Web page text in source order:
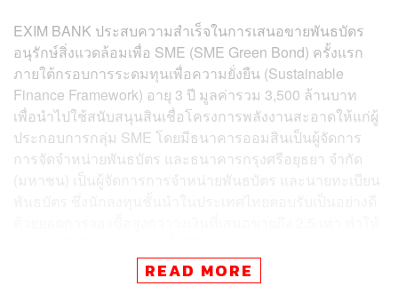
EXIM BANK ประสบความสำเร็จในการเสนอขายพันธบัตร
อนุรักษ์สิ่งแวดล้อมเพื่อ SME (SME Green Bond) ครั้งแรก
ภายใต้กรอบการระดมทุนเพื่อความยั่งยืน (Sustainable
Finance Framework) อายุ 3 ปี มูลค่ารวม 3,500 ล้านบาท
เพื่อนำไปใช้สนับสนุนสินเชื่อโครงการพลังงานสะอาดให้แก่ผู้
ประกอบการกลุ่ม SME โดยมีธนาคารออมสินเป็นผู้จัดการ
การจัดจำหน่ายพันธบัตร และธนาคารกรุงศรีอยุธยา จำกัด
(มหาชน) เป็นผู้จัดการการจำหน่ายพันธบัตร และนายทะเบียน
ความผันผวนและภาวะดอกเบี้ยขาขึ้น ตอกย้ำบทบาทการเป็น
ผู้นำด้านการเงินสีเขียว เติมเต็ม Green Financial Ecosystem
READ MORE